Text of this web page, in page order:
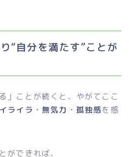
“自分を満たす”ことが
」ことが続くと、やがてここ
イライラ・無気力・孤独感を感
ができれば、